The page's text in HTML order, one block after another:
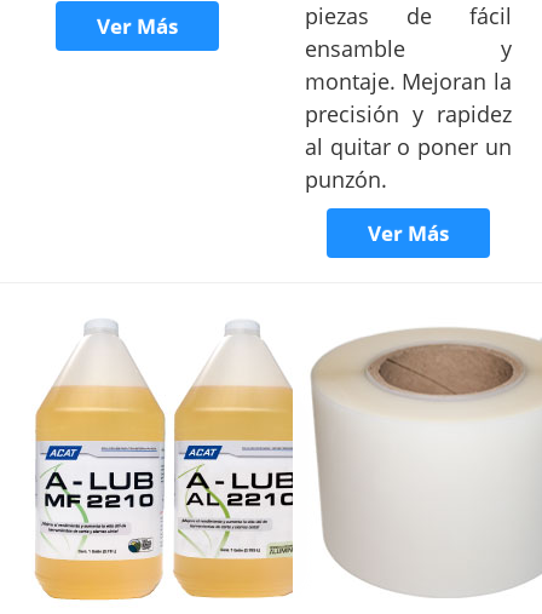
Ver Más
piezas de fácil
ensamble y
montaje. Mejoran la
precisión y rapidez
al quitar o poner un
punzón.
Ver Más